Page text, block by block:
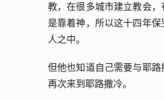
教，在很多城市建立教会
是靠着神，所以这十四年
人之中。
但他也知道自己需要与耶
再次来到耶路撒冷。